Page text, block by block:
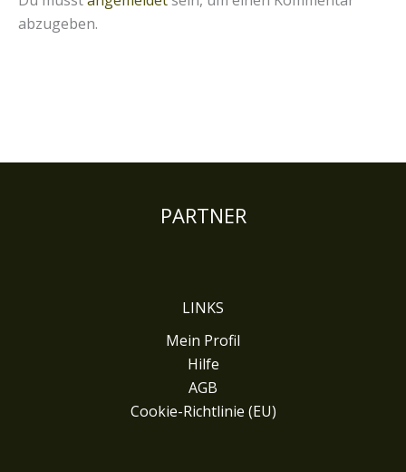
abzugeben.
PARTNER
LINKS
Mein Profil
Hilfe
AGB
Cookie-Richtlinie (EU)